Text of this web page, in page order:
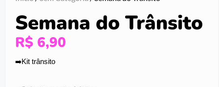
Semana do Trânsito
R$ 6,90
➡️Kit trânsito